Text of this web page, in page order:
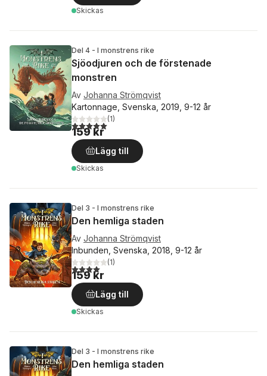
Skickas
Del 4 - I monstrens rike
Sjöodjuren och de förstenade
monstren
Av Johanna Strömqvist
Kartonnage, Svenska, 2019, 9-12 år
5,0utav 5 stjärnor. Totalt antal röster:
(1)
159 kr
Lägg till
Skickas
Del 3 - I monstrens rike
Den hemliga staden
Av Johanna Strömqvist
Inbunden, Svenska, 2018, 9-12 år
4,0utav 5 stjärnor. Totalt antal röster:
(1)
159 kr
Lägg till
Skickas
Del 3 - I monstrens rike
Den hemliga staden